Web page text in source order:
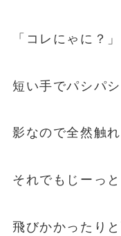
「コレにゃに？
短い手でパシパ
影なので全然触れ
それでもじーっ
飛びかかったり